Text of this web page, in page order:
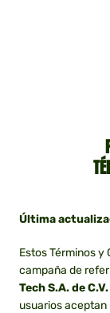
Última
Estos Términos y
campaña de
Tech S.A. de C.V.
usuarios